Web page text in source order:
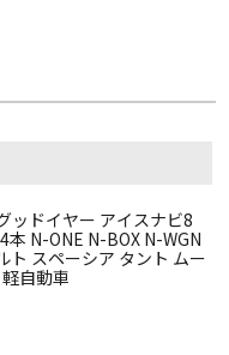
ッドイヤー アイスナビ8
本 N-ONE N-BOX N-WGN
ト スペーシア タント ムー
自動車